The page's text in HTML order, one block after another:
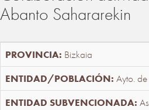
Abanto Sahararekin
Bizkaia
Ayto.